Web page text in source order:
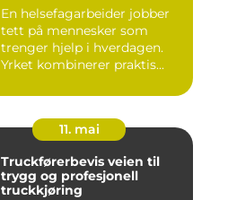
En helsefagarbeider jobber
tett på mennesker som
trenger hjelp i hverdagen.
Yrket kombinerer praktis...
11. mai
Truckførerbevis veien til
trygg og profesjonell
truckkjøring